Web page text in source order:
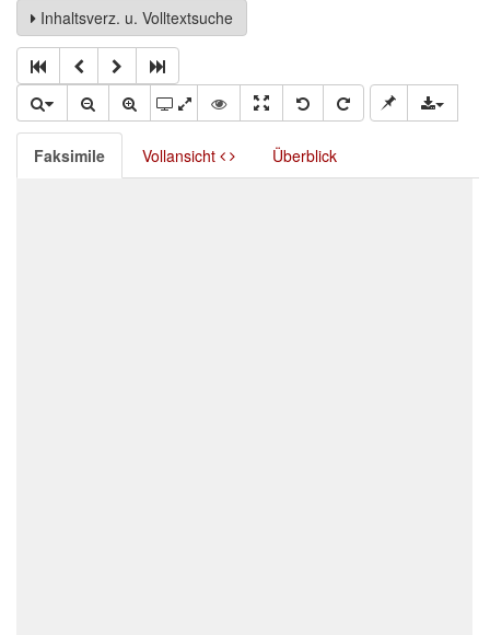
Inhaltsverz. u. Volltextsuche
Faksimile Vollansicht Überblick